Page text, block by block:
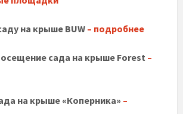
на крыше BUW – подробнее
сада на крыше Forest –
на крыше «Коперника» –